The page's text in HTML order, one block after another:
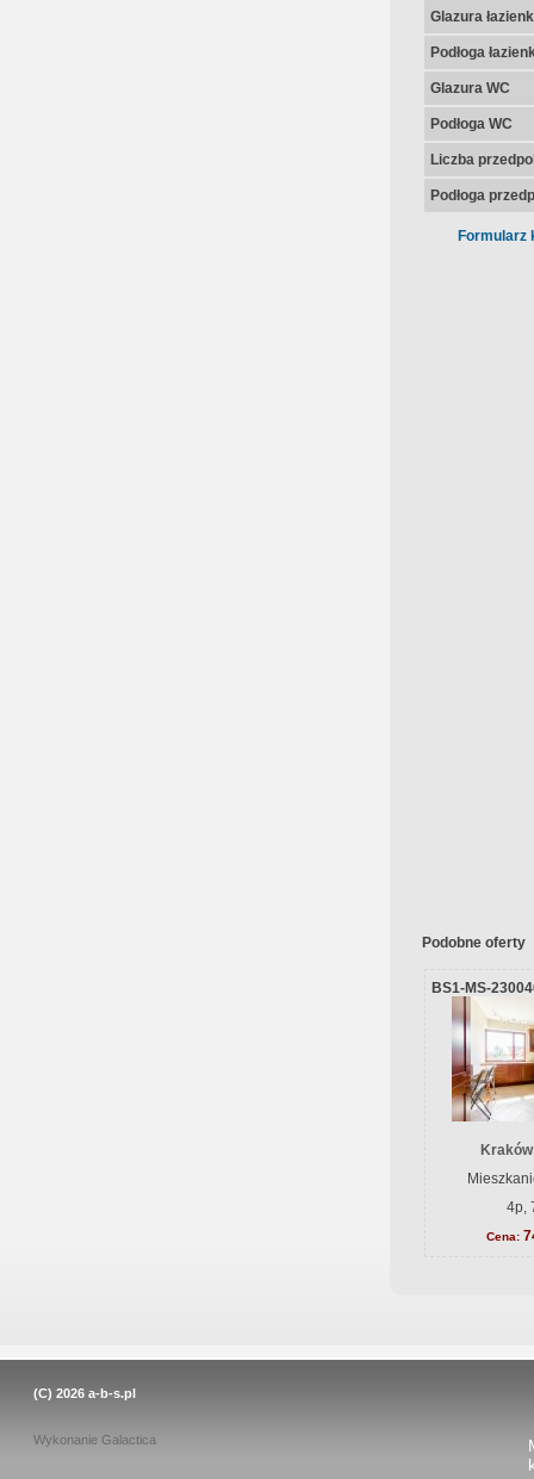
Glazura
Podłoga
Glazura WC
Podłoga WC
Liczba
Podłoga
Formularz
Podobne oferty
BS1-MS-
4p,
Cena:
(C) 2026 a-b-s.pl
Wykonanie Galactica